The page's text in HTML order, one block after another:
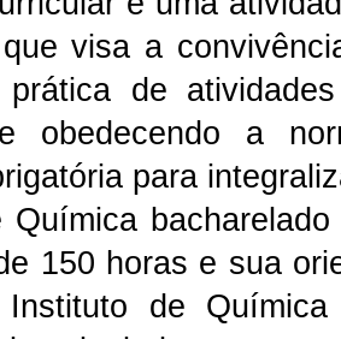
visa a
de
obedecendo a
para
Química
150 horas e sua
de